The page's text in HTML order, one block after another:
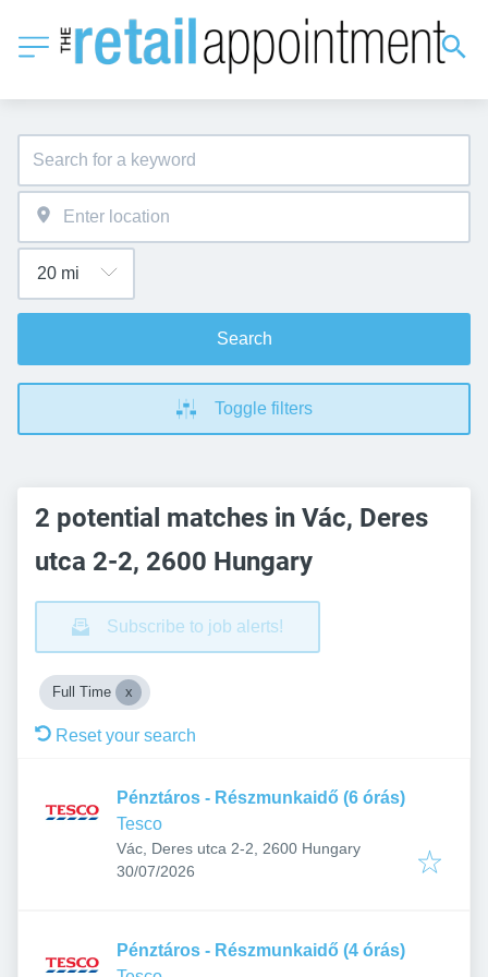
Search
Toggle filters
2 potential matches in Vác, Deres
utca 2-2, 2600 Hungary
Subscribe to job alerts!
Full Time
Reset your search
Pénztáros - Részmunkaidő (6 órás)
Tesco
Vác, Deres utca 2-2, 2600 Hungary
Published:
30/07/2026
Pénztáros - Részmunkaidő (4 órás)